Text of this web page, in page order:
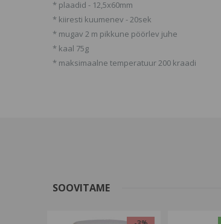
* plaadid - 12,5x60mm
* kiiresti kuumenev - 20sek
* mugav 2 m pikkune pöörlev juhe
* kaal 75g
* maksimaalne temperatuur 200 kraadi
SOOVITAME